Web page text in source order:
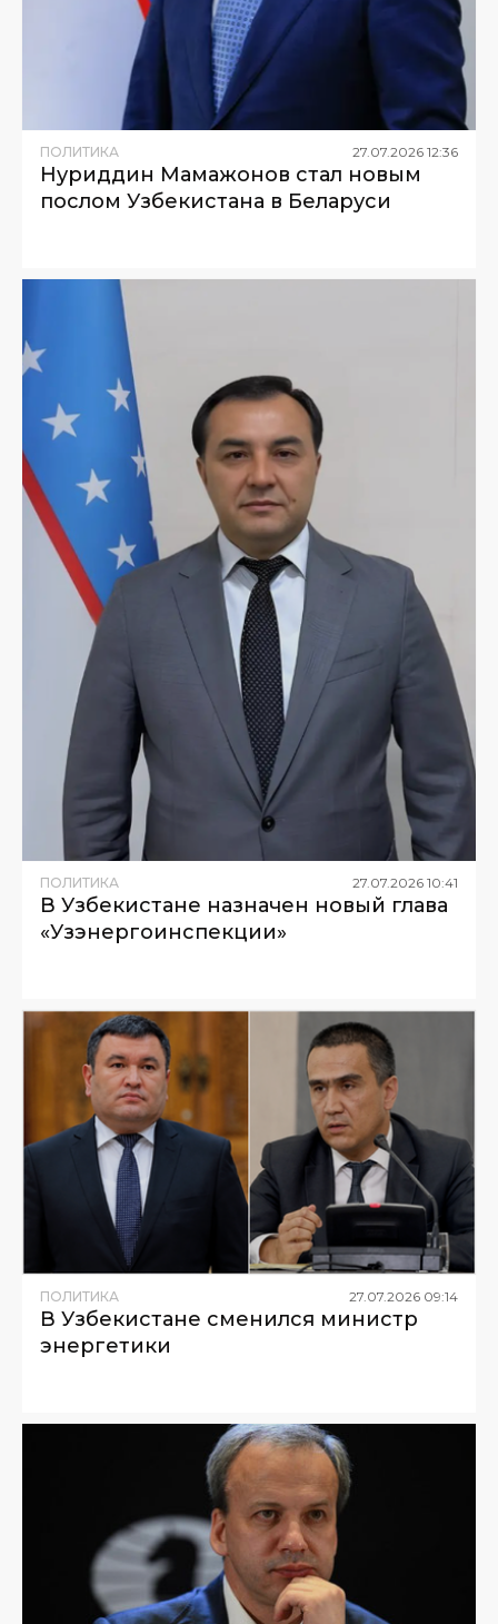
ПОЛИТИКА 27 07 2026 12:36
Нуриддин Мамажонов стал новым
послом Узбекистана в Беларуси
ПОЛИТИКА 27 07 2026 10:41
В Узбекистане назначен новый глава
«Узэнергоинспекции»
ПОЛИТИКА 27 07 2026 09:14
В Узбекистане сменился министр
энергетики